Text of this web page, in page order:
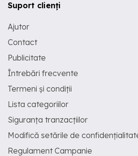
Suport clienți
Ajutor
Contact
Publicitate
Întrebări frecvente
Termeni și condiții
Lista categoriilor
Siguranța tranzacțiilor
Modifică setările de
Regulament Campanie